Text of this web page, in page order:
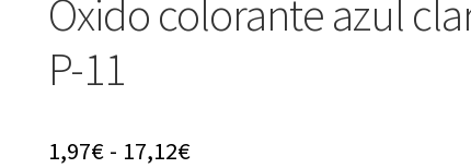
Óxido colorante azul
P-11
1,97€ - 17,12€Rango